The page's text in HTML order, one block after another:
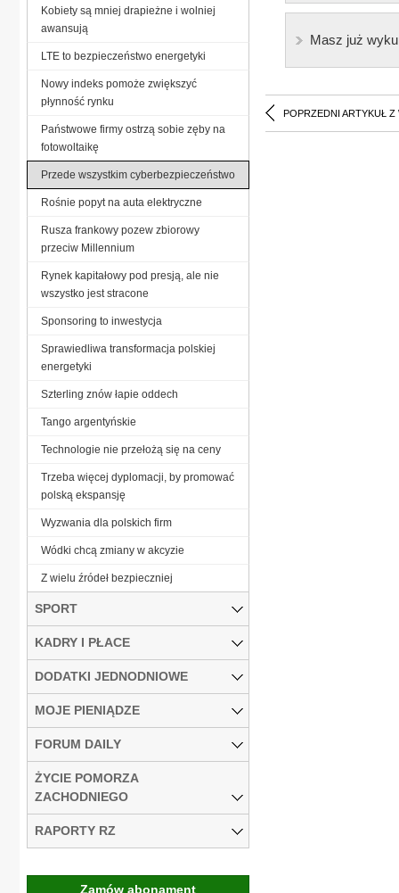
Masz już
POPRZEDNI ARTYKUŁ Z
Kobiety są mniej drapieżne i wolniej
awansują
LTE to bezpieczeństwo energetyki
Nowy indeks pomoże zwiększyć
płynność rynku
Państwowe firmy ostrzą sobie zęby na
fotowoltaikę
Przede wszystkim cyberbezpieczeństwo
Rośnie popyt na auta elektryczne
Rusza frankowy pozew zbiorowy
przeciw Millennium
Rynek kapitałowy pod presją, ale nie
wszystko jest stracone
Sponsoring to inwestycja
Sprawiedliwa transformacja polskiej
energetyki
Szterling znów łapie oddech
Tango argentyńskie
Technologie nie przełożą się na ceny
Trzeba więcej dyplomacji, by promować
polską ekspansję
Wyzwania dla polskich firm
Wódki chcą zmiany w akcyzie
Z wielu źródeł bezpieczniej
SPORT
KADRY I PŁACE
DODATKI JEDNODNIOWE
MOJE PIENIĄDZE
FORUM DAILY
ŻYCIE POMORZA
ZACHODNIEGO
RAPORTY RZ
Zamów abonament